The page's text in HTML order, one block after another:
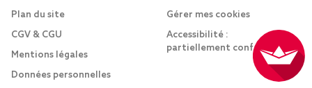
Plan du site
CGV & CGU
Mentions légales
Données personnelles
Gérer mes cookies
Accessibilité :
partiellement conforme